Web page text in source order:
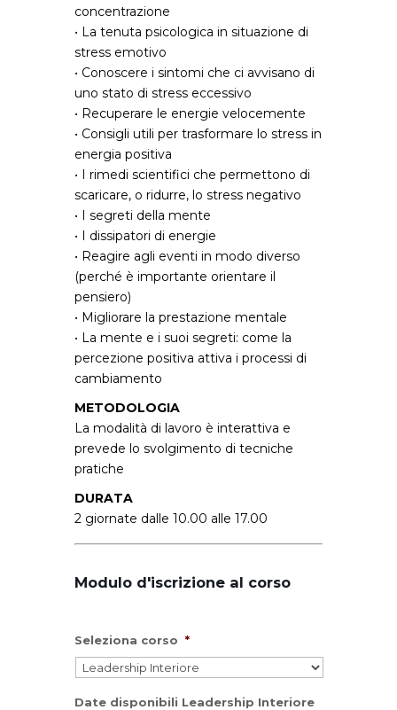
concentrazione
• La tenuta psicologica in situazione di
stress emotivo
• Conoscere i sintomi che ci avvisano di
uno stato di stress eccessivo
• Recuperare le energie velocemente
• Consigli utili per trasformare lo stress in
energia positiva
• I rimedi scientifici che permettono di
scaricare, o ridurre, lo stress negativo
• I segreti della mente
• I dissipatori di energie
• Reagire agli eventi in modo diverso
(perché è importante orientare il
pensiero)
• Migliorare la prestazione mentale
• La mente e i suoi segreti: come la
percezione positiva attiva i processi di
cambiamento
METODOLOGIA
La modalità di lavoro è interattiva e
prevede lo svolgimento di tecniche
pratiche
DURATA
2 giornate dalle 10.00 alle 17.00
Modulo d'iscrizione al corso
Seleziona corso *
Date disponibili Leadership Interiore